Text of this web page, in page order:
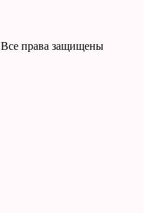
Все права защищены